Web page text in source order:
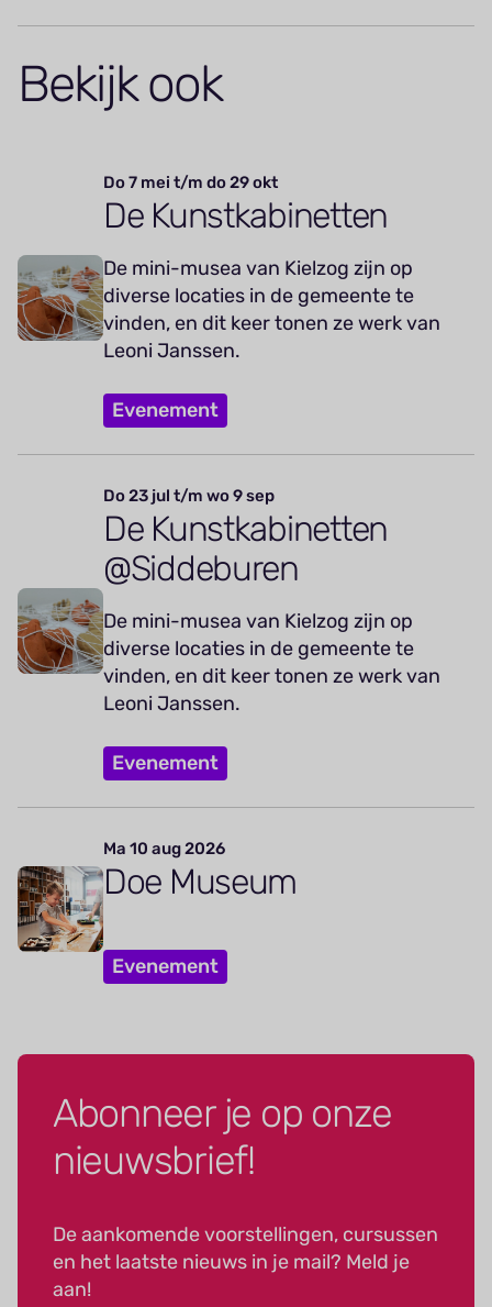
Bekijk ook
Do 7 mei t/m do 29 okt
De Kunstkabinetten
De mini-musea van Kielzog zijn op
diverse locaties in de gemeente te
vinden, en dit keer tonen ze werk van
Leoni Janssen.
Evenement
Do 23 jul t/m wo 9 sep
De Kunstkabinetten
@Siddeburen
De mini-musea van Kielzog zijn op
diverse locaties in de gemeente te
vinden, en dit keer tonen ze werk van
Leoni Janssen.
Evenement
Ma 10 aug 2026
Doe Museum
Evenement
Abonneer je op onze
nieuwsbrief!
De aankomende voorstellingen, cursussen
en het laatste nieuws in je mail? Meld je
aan!